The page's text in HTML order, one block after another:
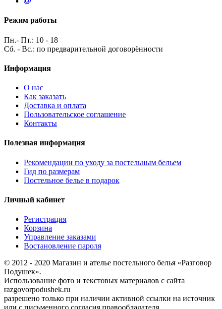
Режим работы
Пн.- Пт.: 10 - 18
Сб. - Вс.: по предварительной договорённости
Информация
О нас
Как заказать
Доставка и оплата
Пользовательское соглашение
Контакты
Полезная информация
Рекомендации по уходу за постельным бельем
Гид по размерам
Постельное белье в подарок
Личный кабинет
Регистрация
Корзина
Управление заказами
Востановление пароля
© 2012 - 2020 Магазин и ателье постельного белья «Разговор
Подушек».
Использование фото и текстовых материалов с сайта
razgovorpodushek.ru
разрешено только при наличии активной ссылки на источник